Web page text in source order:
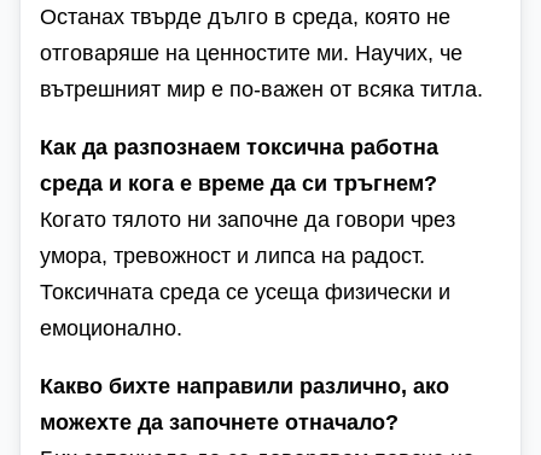
Останах твърде дълго в среда, която не
отговаряше на ценностите ми. Научих, че
вътрешният мир е по-важен от всяка титла.
Как да разпознаем токсична работна
среда и кога е време да си тръгнем?
Когато тялото ни започне да говори чрез
умора, тревожност и липса на радост.
Токсичната среда се усеща физически и
емоционално.
Какво бихте направили различно, ако
можехте да започнете отначало?